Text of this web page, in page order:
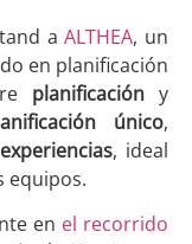
aALTHEA, un
en planificación
planificacióny
único,
, ideal
equipos.
en el recorrido